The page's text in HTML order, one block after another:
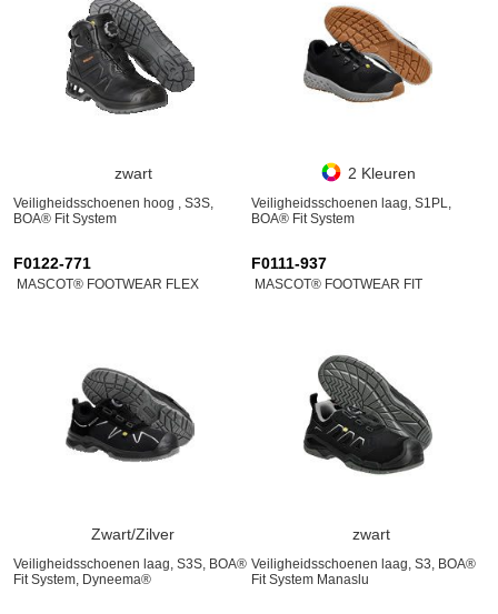
zwart
Veiligheidsschoenen hoog , S3S,
BOA® Fit System
2 Kleuren
Veiligheidsschoenen laag, S1PL,
BOA® Fit System
F0122-771
MASCOT® FOOTWEAR FLEX
Zwart/Zilver
Veiligheidsschoenen laag, S3S, BOA®
Fit System, Dyneema®
F0111-937
MASCOT® FOOTWEAR FIT
zwart
Veiligheidsschoenen laag, S3, BOA®
Fit System Manaslu